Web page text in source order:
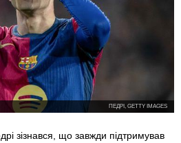
ПЕДРІ, GETTY IMAGES
зізнався, що завжди підтримував